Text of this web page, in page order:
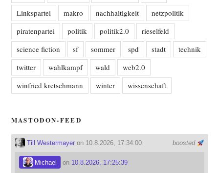
Linkspartei
makro nachhaltigkeit
netzpolitik
piratenpartei
politik politik2.0
rieselfeld
science fiction
sf sommer spd stadt
technik
twitter
wahlkampf wald
web2.0
winfried kretschmann
winter wissenschaft
MASTODON-FEED
boosted
Till Westermayeron 10.8.2026, 17:34:00
Michael on 10.8.2026, 17:25:39